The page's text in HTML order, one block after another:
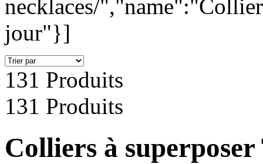
necklaces/
jour"}]
131 Produits
131 Produits
Colliers à